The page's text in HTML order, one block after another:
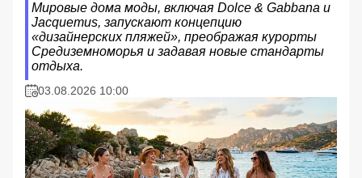
Мировые дома моды, включая Dolce & Gabbana и
Jacquemus, запускают концепцию
«дизайнерских пляжей», преображая курорты
Средиземноморья и задавая новые стандарты
отдыха.
03.08.2026 10:00